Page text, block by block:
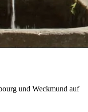
und Weckmund auf